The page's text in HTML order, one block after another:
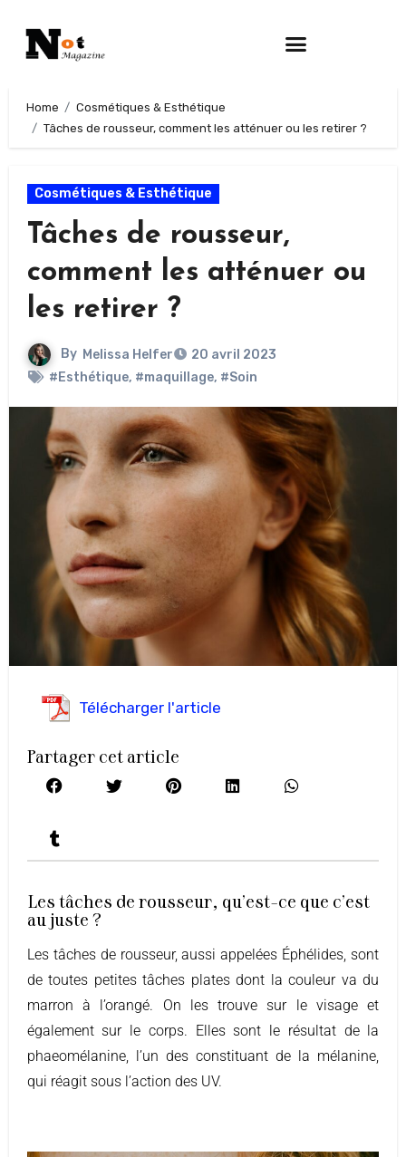
Home
Cosmétiques & Esthétique
Tâches de rousseur, comment les atténuer ou les retirer ?
Cosmétiques & Esthétique
Tâches de rousseur,
comment les atténuer ou
les retirer ?
By Melissa Helfer
20 avril 2023
#Esthétique, #maquillage, #Soin
Télécharger l'article
Partager cet article
Les tâches de rousseur, qu'est-ce que c'est
au juste ?
Les tâches de rousseur, aussi appelées Éphélides, sont
de toutes petites tâches plates dont la couleur va du
marron à l’orangé. On les trouve sur le visage et
également sur le corps. Elles sont le résultat de la
phaeomélanine, l’un des constituant de la mélanine,
qui réagit sous l’action des UV.